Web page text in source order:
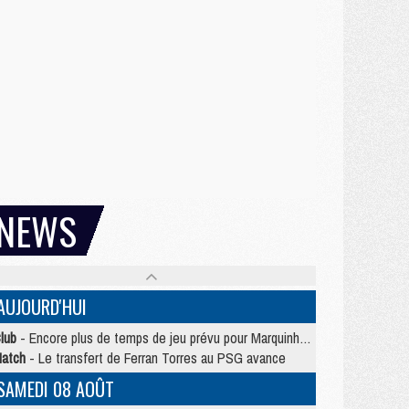
- Encore plus de temps de jeu prévu pour Marquinhos et les Portugais en Supercoupe
- Le transfert de Ferran Torres au PSG avance
08 AOÛT